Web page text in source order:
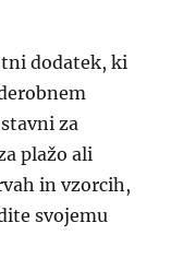
dodatek, ki
za
plažo ali
in vzorcih,
svojemu